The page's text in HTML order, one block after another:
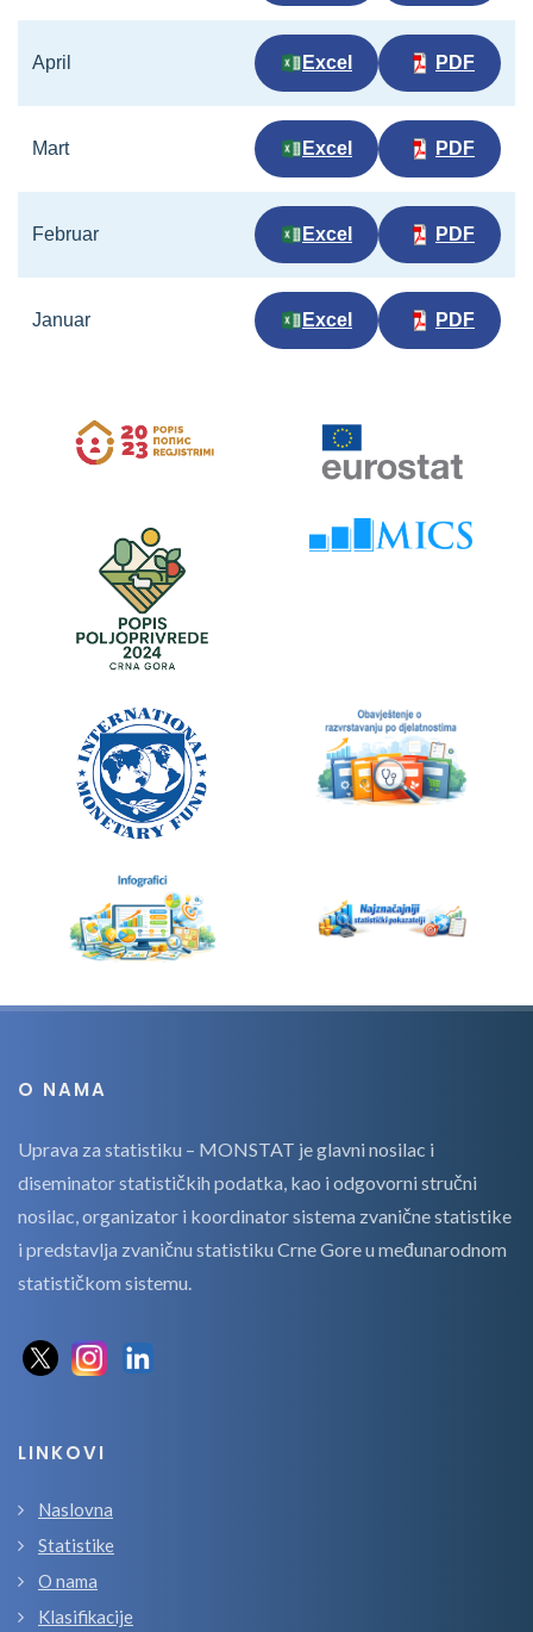
April Excel PDF
Mart Excel PDF
Februar Excel PDF
Januar Excel PDF
O NAMA
Uprava za statistiku – MONSTAT je glavni nosilac i
diseminator statističkih podatka, kao i odgovorni stručni
nosilac, organizator i koordinator sistema zvanične statistike
i predstavlja zvaničnu statistiku Crne Gore u međunarodnom
statističkom sistemu.
LINKOVI
Naslovna
Statistike
O nama
Klasifikacije